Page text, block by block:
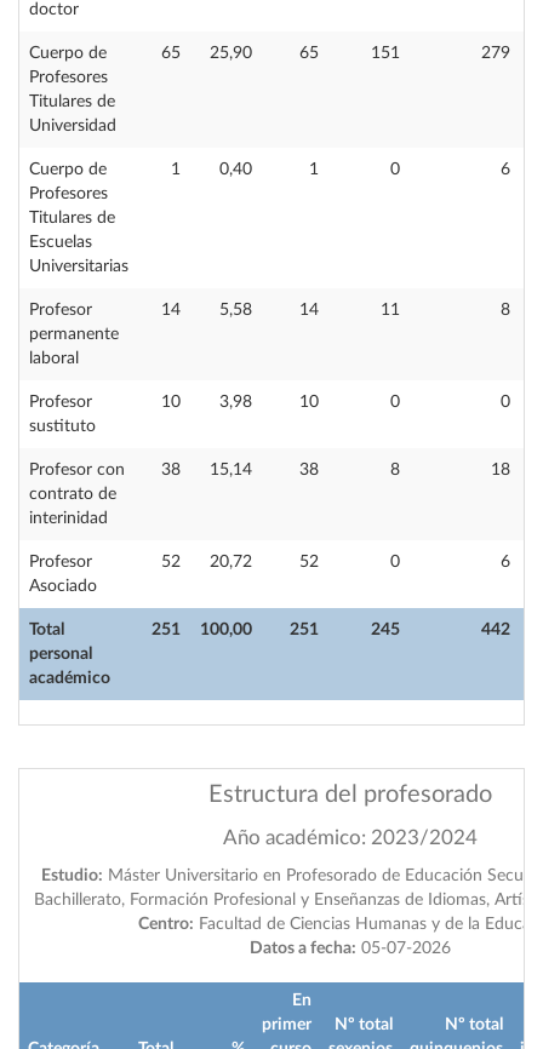
Total
personal
académico
251 100,00 251 245 442
doctor
Cuerpo de
Profesores
Titulares de
Universidad
65 25,90 65 151 279
Cuerpo de
Profesores
Titulares de
Escuelas
Universitarias
1 0,40 1 0 6
Profesor
permanente
laboral
14 5,58 14 11 8
Profesor
sustituto
10 3,98 10 0 0
Profesor con
contrato de
interinidad
38 15,14 38 8 18
Profesor
Asociado
52 20,72 52 0 6
Estructura del profesorado
Año académico: 2023/2024
Estudio: Máster Universitario en Profesorado de Educación
Bachillerato, Formación Profesional y Enseñanzas de Idiomas,
Centro: Facultad de Ciencias Humanas y de la
Datos a fecha: 05-07-2026
En
primer
Nº total
Nº total